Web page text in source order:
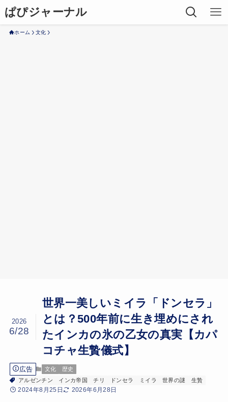
ぱぴジャーナル
ホーム 文化
世界一美しいミイラ「ドンセラ」
とは？500年前に生き埋めにされ
たインカの氷の乙女の真実【カパ
コチャ生贄儀式】
2026
6/28
広告 文化
歴史
アルゼンチン
インカ帝国 チリ ドンセラ ミイラ 世界の謎 生贄
2024年8月25日 2026年6月28日